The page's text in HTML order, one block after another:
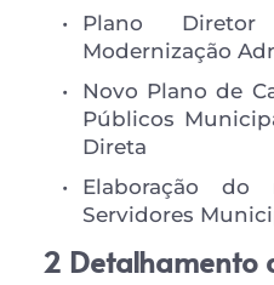
Plano
Modernização
Novo Plano de
Públicos
Direta
Elaboração do
Servidores
2 Detalhamento